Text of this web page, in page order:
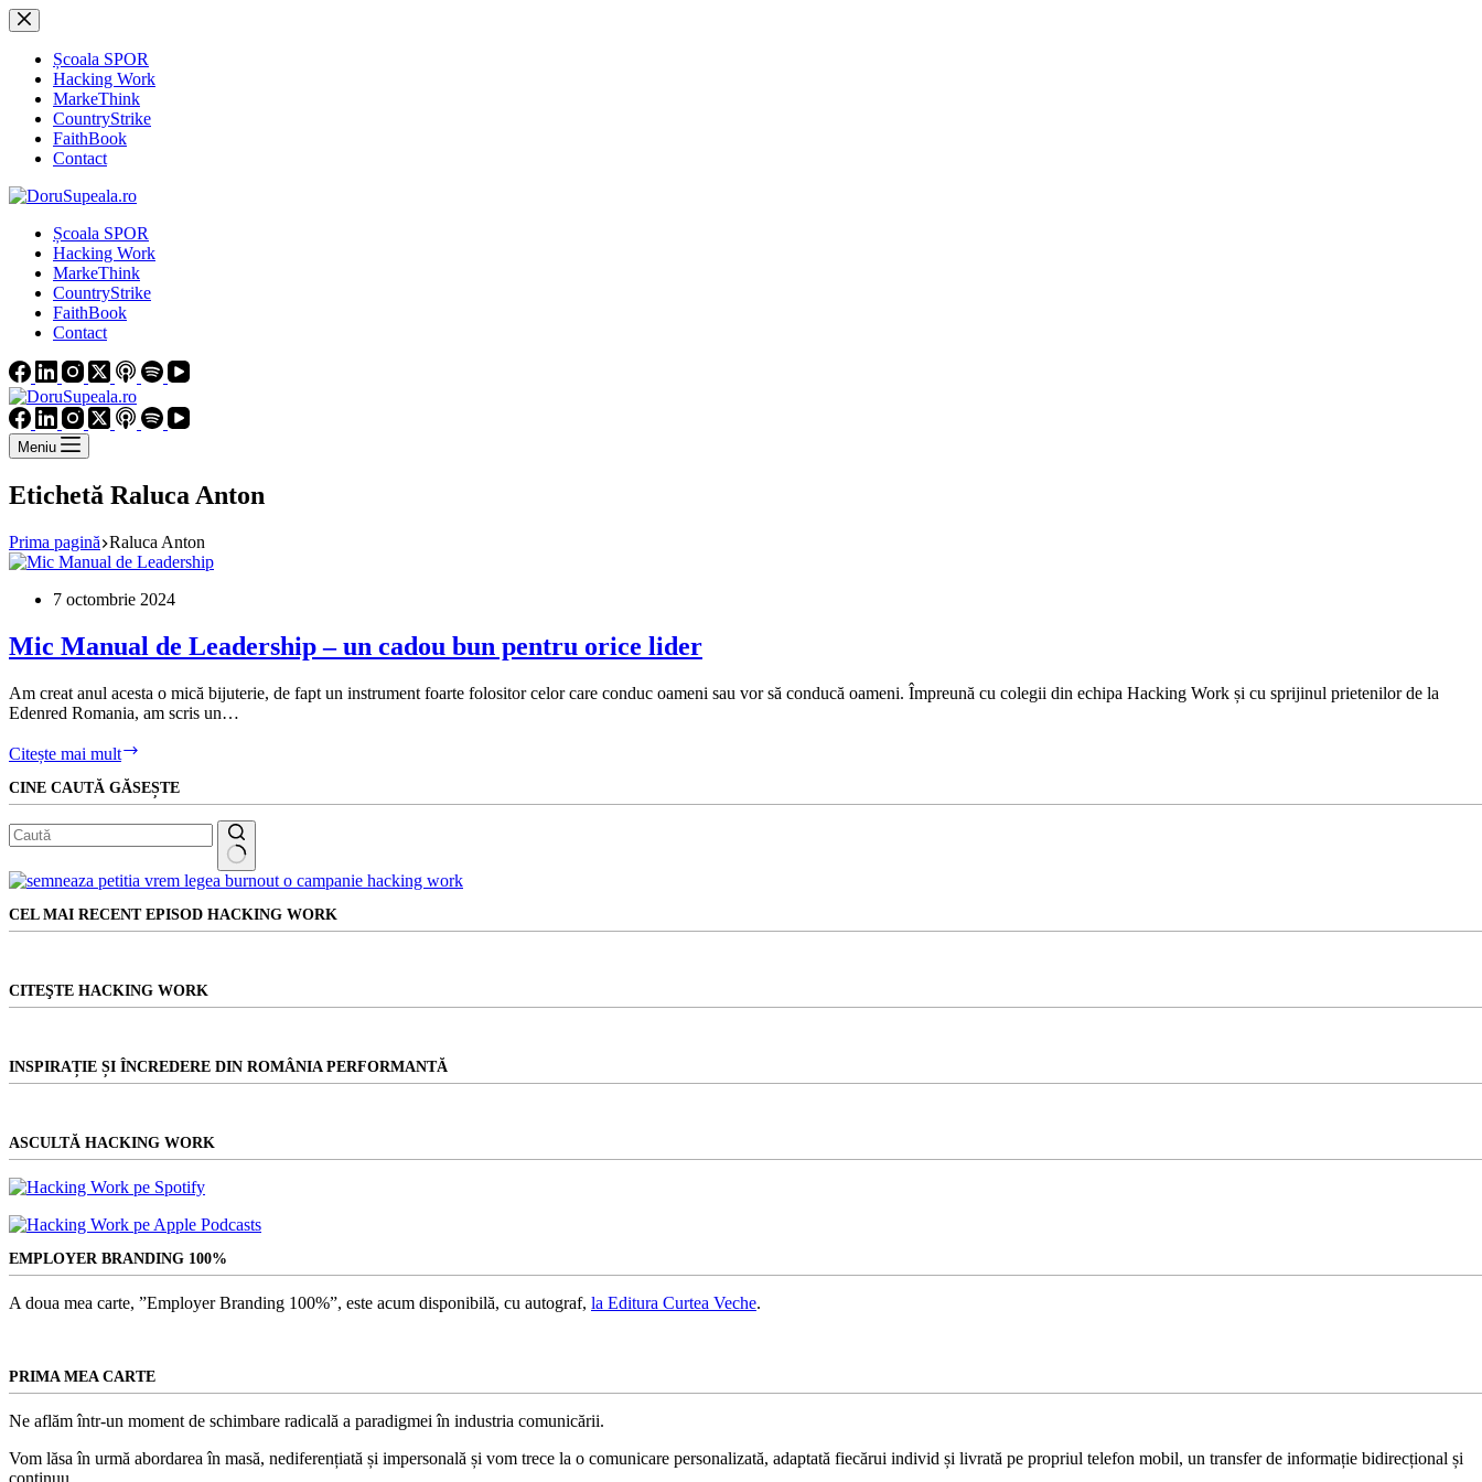
Sari
la
conținutȘcoala SPOR
Hacking Work
MarkeThink
CountryStrike
FaithBook
Contact
Școala SPOR
Hacking Work
MarkeThink
CountryStrike
FaithBook
Contact
Meniu
Etichetă Raluca Anton
Prima pagină Raluca Anton
7 octombrie 2024
Mic Manual de Leadership – un cadou bun pentru orice lider
Am creat anul acesta o mică bijuterie, de fapt un instrument foarte folositor celor care conduc oameni sau vor să conducă oameni. Împreună cu colegii din echipa Hacking Work și cu sprijinul prietenilor de la
Edenred Romania, am scris un…
Citește mai mult
de
Leadership
–
un
bun
pentru
orice
CINE CAUTĂ GĂSEȘTE
Niciun
CEL MAI RECENT EPISOD HACKING WORK
CITEŞTE HACKING WORK
INSPIRAȚIE ȘI ÎNCREDERE DIN ROMÂNIA PERFORMANTĂ
ASCULTĂ HACKING WORK
EMPLOYER BRANDING 100%
A doua mea carte, ”Employer Branding 100%”, este acum disponibilă, cu autograf, la Editura Curtea Veche.
PRIMA MEA CARTE
Ne aflăm într-un moment de schimbare radicală a paradigmei în industria comunicării.
Vom lăsa în urmă abordarea în masă, nediferențiată și impersonală și vom trece la o comunicare personalizată, adaptată fiecărui individ și livrată pe propriul telefon mobil, un transfer de informație bidirecțional și
continuu.